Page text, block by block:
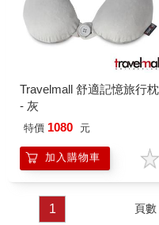
Travelmall 舒適記憶旅行枕
- 灰
特價 1080 元
加入購物車
1 頁數